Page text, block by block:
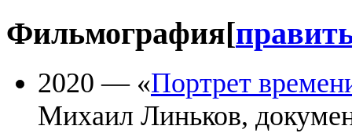
Фильмография[
2020 ― «Портрет
Михаил Линьков,